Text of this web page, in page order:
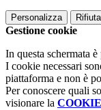
Personalizza
Gestione cookie
In questa schermata
I cookie necessari
piattaforma e non è
Per conoscere quali
visionare la